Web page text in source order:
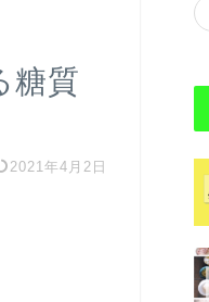
糖質
2021年4月2日